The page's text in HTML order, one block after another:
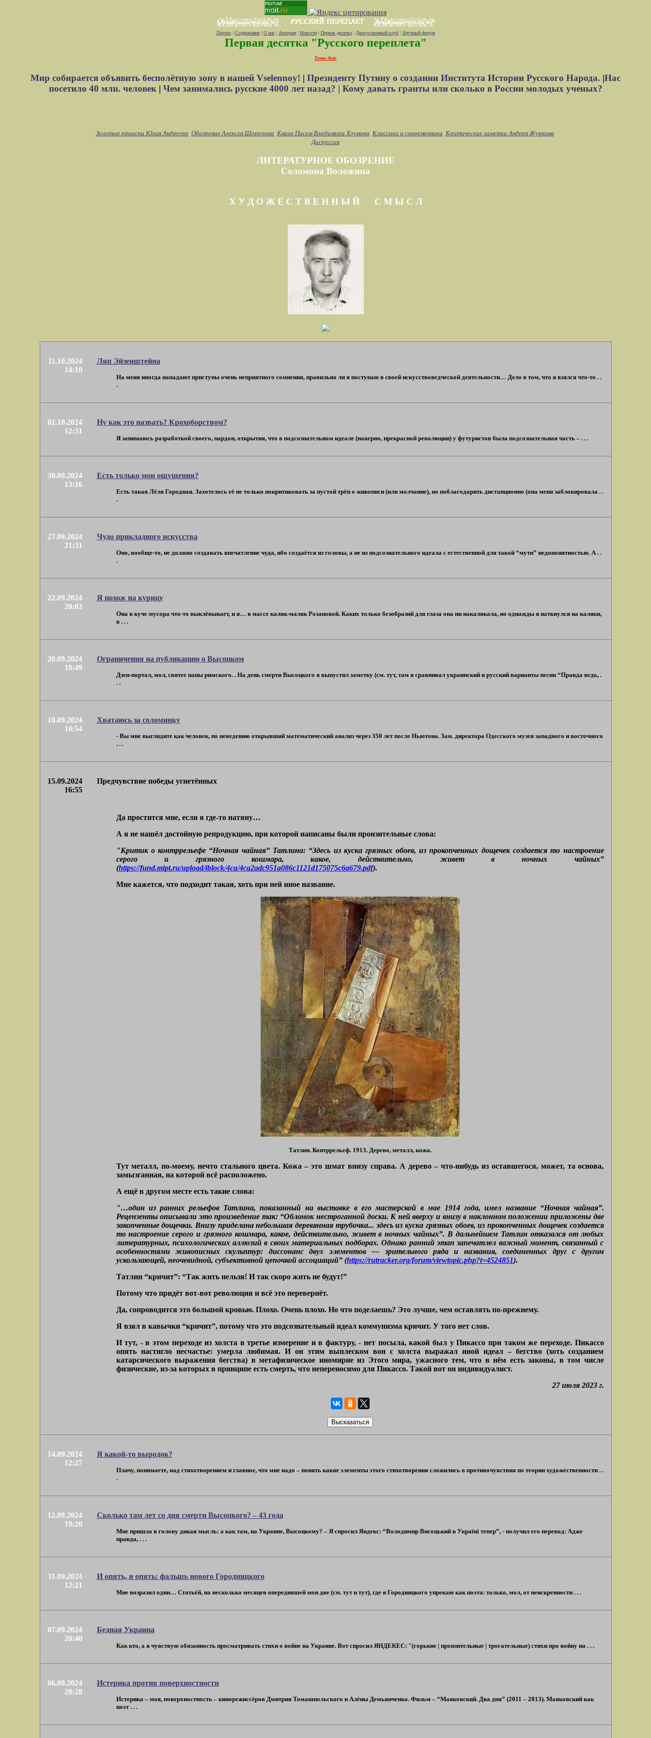
Портал| Содержание| О нас| Авторам| Новости| Первая десятка| Дискуссионный клуб| Научный форум
Первая десятка "Русского переплета"
Темы дня:
Мир собирается объявить бесполётную зону в нашей Vselennoy! | Президенту Путину о создании Института Истории Русского Народа. |Нас
посетило 40 млн. человек| Чем занимались русские 4000 лет назад? | Кому давать гранты или сколько в России молодых ученых?
Золотые прииски Юлия Андреева Обозрение Алексея Шорохова Книга Писем Владимира Хлумова Классики и современники Критические заметки Андрея Журкина
Дискуссия
ЛИТЕРАТУРНОЕ ОБОЗРЕНИЕ
Соломона Воложина
Х У Д О Ж Е С Т В Е Н Н Ы Й С М Ы С Л
11.10.2024
14:10
Ляп Эйзенштейна
На меня иногда нападают приступы очень неприятного сомнения, правильно ли я поступаю в своей искусствоведческой деятельности… Дело в том, что я взялся что-то . .
.
02.10.2024
12:31
Ну как это назвать? Крохоборством?
Я занимаюсь разработкой своего, пардон, открытия, что в подсознательном идеале (наверно, прекрасной революции) у футуристов была подсознательная часть – . . .
30.09.2024
13:16
Есть только мои ощущения?
Есть такая Лёля Городная. Захотелось её не только покритиковать за пустой трёп о живописи (или молчание), но поблагодарить дистанционно (она меня заблокировала . .
.
27.09.2024
21:31
Чудо прикладного искусства
Оно, вообще-то, не должно создавать впечатление чуда, ибо создаётся из головы, а не из подсознательного идеала с естественной для такой “мути” недопонятностью. А . .
.
22.09.2024
20:03
Я похож на курицу
Она в куче мусора что-то выклёвывает, и я… в массе каляк-маляк Розановой. Каких только безобразий для глаза она ни накалякала, но однажды я наткнулся на каляки,
в . . .
20.09.2024
18:49
Ограничения на публикацию о Высоцком
Дзен-портал, мол, святее папы римского. . На день смерти Высоцкого я выпустил заметку (см. тут, там я сравнивал украинский и русский варианты песни “Правда ведь, .
. .
18.09.2024
10:54
Хватаюсь за соломинку
- Вы мне выглядите как человек, по неведению открывший математический анализ через 350 лет после Ньютона. Зам. директора Одесского музея западного и восточного
. . .
15.09.2024
16:55
Предчувствие победы угнетённых
Да простится мне, если я где-то натяну…
А я не нашёл достойную репродукцию, при которой написаны были пронзительные слова:
"Критик о контррельефе “Ночная чайная” Татлина: “Здесь из куска грязных обоев, из прокопченных дощечек создается то настроение
серого и грязного кошмара, какое, действительно, живет в ночных чайных”
(https://fund.mipt.ru/upload/iblock/4ca/4ca2adc951a086c1121d175075c6a679.pdf).
Мне кажется, что подходит такая, хоть при ней иное название.
Татлин. Контррельеф. 1913. Дерево, металл, кожа.
Тут металл, по-моему, нечто стального цвета. Кожа – это шмат внизу справа. А дерево – что-нибудь из оставшегося, может, та основа,
замызганная, на которой всё расположено.
А ещё в другом месте есть такие слова:
"…один из ранних рельефов Татлина, показанный на выставке в его мастерской в мае 1914 года, имел название “Ночная чайная”.
Рецензенты описывали это произведение так: “Обломок нестроганной доски. К ней вверху и внизу в наклонном положении приложены две
закопченные дощечки. Внизу приделана небольшая деревянная трубочка... здесь из куска грязных обоев, из прокопченных дощечек создается
то настроение серого и грязного кошмара, какое, действительно, живет в ночных чайных”. В дальнейшем Татлин отказался от любых
литературных, психологических аллюзий в своих материальных подборах. Однако ранний этап запечатлел важный момент, связанный с
особенностями живописных скульптур: диссонанс двух элементов — зрительного ряда и названия, соединенных друг с другом
ускользающей, неочевидной, субъективной цепочкой ассоциаций” (https://rutracker.org/forum/viewtopic.php?t=4524851).
Татлин “кричит”: “Так жить нельзя! И так скоро жить не будут!”
Потому что придёт вот-вот революция и всё это перевернёт.
Да, сопроводится это большой кровью. Плохо. Очень плохо. Но что поделаешь? Это лучше, чем оставлять по-прежнему.
Я взял в кавычки “кричит”, потому что это подсознательный идеал коммунизма кричит. У того нет слов.
И тут, - в этом переходе из холста в третье измерение и в фактуру, - нет посыла, какой был у Пикассо при таком же переходе. Пикассо
опять настигло несчастье: умерла любимая. И он этим выплеском вон с холста выражал иной идеал – бегство (хоть созданием
катарсического выражения бегства) в метафизическое иномирие из Этого мира, ужасного тем, что в нём есть законы, в том числе
физические, из-за которых в принципе есть смерть, что непереносимо для Пикассо. Такой вот он индивидуалист.
27 июля 2023 г.
14.09.2024
12:27
Я какой-то выродок?
Плачу, понимаете, над стихотворением и главное, что мне надо – понять какие элементы этого стихотворения сложились в противочувствия по теории художественности . .
.
12.09.2024
19:20
Сколько там лет со дня смерти Высоцкого? – 43 года
Мне пришла в голову дикая мысль: а как там, на Украине, Высоцкому? – Я спросил Яндекс: “Володимир Висоцький в Україні тепер”, - получил его перевод: Адже
правда, . . .
11.09.2024
12:21
И опять, и опять: фальшь нового Городницкого
Мне возразил один… Статьёй, на несколько месяцев опередившей мои две (см. тут и тут), где я Городницкого упрекаю как поэта: только, мол, от неискренности . . .
07.09.2024
20:40
Бедная Украина
Как кто, а я чувствую обязанность просматривать стихи о войне на Украине. Вот спросил ЯНДЕКЕС: "(горькие | пронзительные | трогательные) стихи про войну на . . .
06.09.2024
20:28
Истерика против поверхностности
Истерика – моя, поверхностность – кинорежиссёров Дмитрия Томашпольского и Алёны Демьянченко. Фильм – “Маяковский. Два дня” (2011 – 2013). Маяковский как
поэт . . .